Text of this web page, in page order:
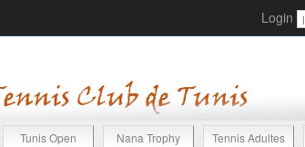
Login
Tunis Open Nana Trophy Tennis Adultes